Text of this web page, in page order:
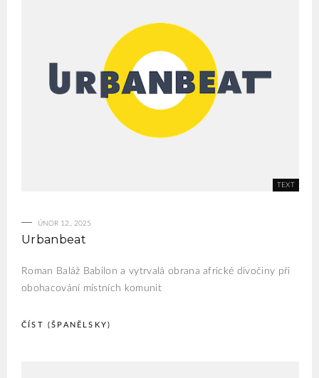
ÚNOR 12., 2025
Urbanbeat
Roman Baláž Babilon a vytrvalá obrana africké divočiny při
obohacování místních komunit
ČÍST (ŠPANĚLSKY)